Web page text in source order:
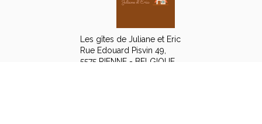
Les gîtes de Juliane et Eric
Rue Edouard Pisvin 49,
5575 RIENNE - BELGIQUE